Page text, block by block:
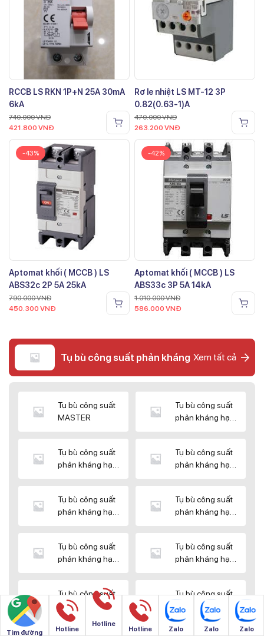
RCCB LS RKN 1P+N 25A 30mA
6kA
740.000VNĐ
421.800 VNĐ
Rơ le nhiệt LS MT-12 3P
0.82(0.63-1)A
470.000VNĐ
263.200 VNĐ
-43%
Aptomat khối ( MCCB ) LS
ABS32c 2P 5A 25kA
790.000VNĐ
450.300 VNĐ
-42%
Aptomat khối ( MCCB ) LS
ABS33c 3P 5A 14kA
1.010.000VNĐ
586.000 VNĐ
Tụ bù công suất phản kháng Xem tất cả
Tụ bù công suất
MASTER
Tụ bù công suất
phản kháng hạ
Tụ bù công suất
phản kháng hạ
Tụ bù công suất
phản kháng hạ
Tụ bù công suất
phản kháng hạ
Tụ bù công suất
phản kháng hạ
Tụ bù công suất
phản kháng hạ
Tụ bù công suất
phản kháng hạ
Tụ bù công suất
phản kháng hạ
thế SHIZUKI
Tụ bù công suất
phản kháng hạ
thế SINO
Tìm đường Hotline
Hotline
Hotline Zalo Zalo Zalo